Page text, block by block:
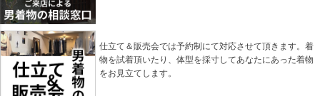
仕立て＆販売会では予約制にて対応させて頂きます。着
物を試着頂いたり、体型を採寸してあなたにあった着物
をお見立てします。